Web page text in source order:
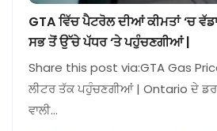
GTA ਵਿੱਚ ਪੈਟਰੋਲ ਦੀਆਂ ਕੀਮਤਾਂ ‘ਚ
ਸਭ ਤੋਂ ਉੱਚੇ ਪੱਧਰ ‘ਤੇ ਪਹੁੰਚਣਗੀਆਂ |
Share this post via:GTA Gas
ਲੀਟਰ ਤੱਕ ਪਹੁੰਚਣਗੀਆਂ | Ontario ਦੇ
ਵਾਲੀ…